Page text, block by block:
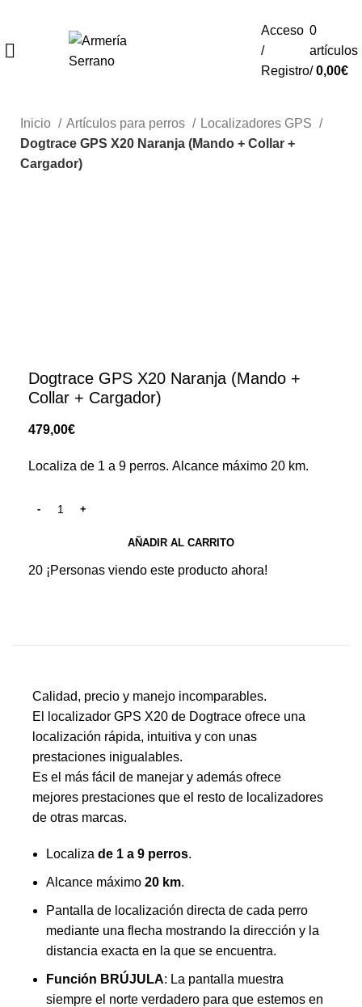
Acceso
/
Registro
0
artículos
/ 0,00€
Inicio Artículos para perros
Localizadores GPS
Dogtrace GPS X20 Naranja (Mando + Collar +
Cargador)
Dogtrace GPS X20 Naranja (Mando +
Collar + Cargador)
€
Localiza de 1 a 9 perros. Alcance máximo 20 km.
AÑADIR AL CARRITO
20 ¡Personas viendo este producto ahora!
Calidad, precio y manejo incomparables.
El localizador GPS X20 de Dogtrace ofrece una
localización rápida, intuitiva y con unas
prestaciones inigualables.
Es el más fácil de manejar y además ofrece
mejores prestaciones que el resto de localizadores
de otras marcas.
Localiza de 1 a 9 perros.
Alcance máximo 20 km.
Pantalla de localización directa de cada perro
mediante una flecha mostrando la dirección y la
distancia exacta en la que se encuentra.
Función BRÚJULA: La pantalla muestra
siempre el norte verdadero para que estemos en